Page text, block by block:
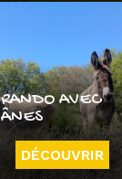
RANDO AVEC
ÂNES
DÉCOUVRIR